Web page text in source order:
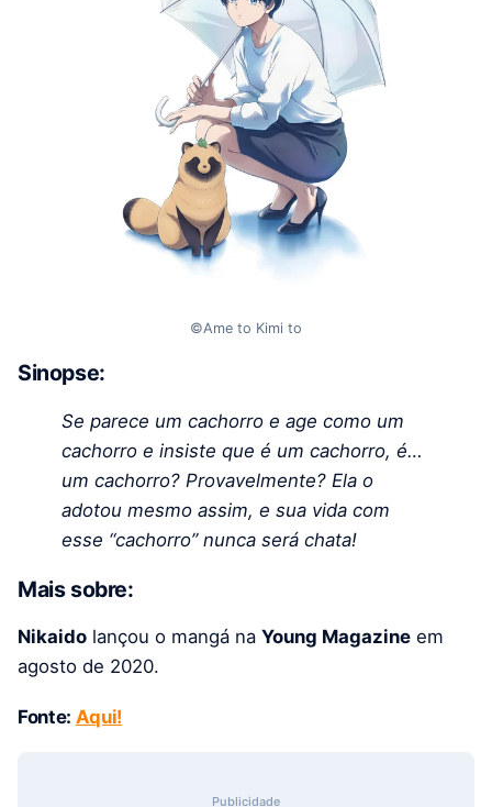
©Ame to Kimi to
Sinopse:
Se parece um cachorro e age como um
cachorro e insiste que é um cachorro, é…
um cachorro? Provavelmente? Ela o
adotou mesmo assim, e sua vida com
esse “cachorro” nunca será chata!
Mais sobre:
Nikaido lançou o mangá na Young Magazine em
agosto de 2020.
Fonte: Aqui!
Publicidade